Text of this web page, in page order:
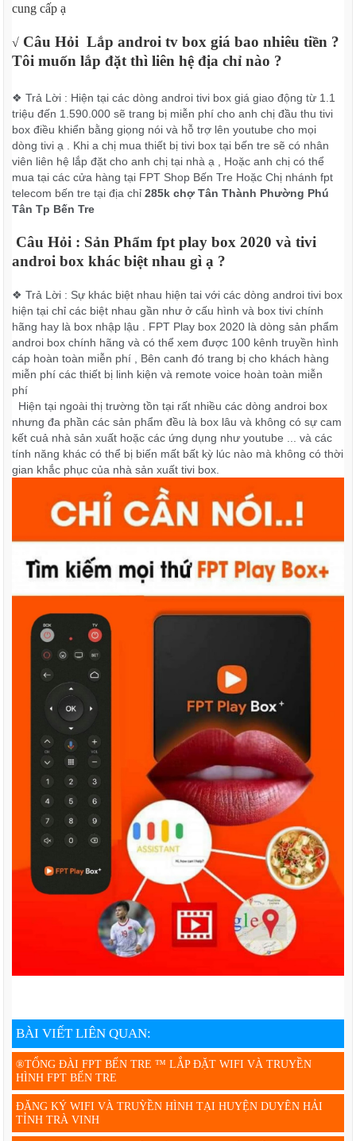
cung cấp ạ
√ Câu Hỏi Lắp androi tv box giá bao nhiêu tiền ?
Tôi muốn lắp đặt thì liên hệ địa chỉ nào ?
❖ Trả Lời : Hiện tại các dòng androi tivi box giá giao động từ 1.1
triệu đến 1.590.000 sẽ trang bị miễn phí cho anh chị đầu thu tivi
box điều khiển bằng giọng nói và hỗ trợ lên youtube cho mọi
dòng tivi ạ . Khi a chị mua thiết bị tivi box tại bến tre sẽ có nhân
viên liên hệ lắp đặt cho anh chị tại nhà ạ , Hoặc anh chị có thể
mua tại các cửa hàng tại FPT Shop Bến Tre Hoặc Chị nhánh fpt
telecom bến tre tại địa chỉ285k chợ Tân Thành Phường Phú
Tân Tp Bến Tre
Câu Hỏi : Sản Phẩm fpt play box 2020 và tivi
androi box khác biệt nhau gì ạ ?
❖ Trả Lời : Sự khác biệt nhau hiện tai với các dòng androi tivi box
hiện tại chỉ các biệt nhau gần như ở cấu hình và box tivi chính
hãng hay là box nhập lậu . FPT Play box 2020 là dòng sản phẩm
androi box chính hãng và có thể xem được 100 kênh truyền hình
cáp hoàn toàn miễn phí , Bên canh đó trang bị cho khách hàng
miễn phí các thiết bị linh kiện và remote voice hoàn toàn miễn
phí
Hiện tại ngoài thị trường tồn tại rất nhiều các dòng androi box
nhưng đa phần các sản phẩm đều là box lâu và không có sự cam
kết cuả nhà sản xuất hoặc các ứng dụng như youtube ... và các
tính năng khác có thể bị biến mất bất kỳ lúc nào mà không có thời
gian khắc phục của nhà sản xuất tivi box.
BÀI VIẾT LIÊN QUAN:
®TỔNG ĐÀI FPT BẾN TRE ™ LẮP ĐẶT WIFI VÀ TRUYỀN
HÌNH FPT BẾN TRE
ĐĂNG KÝ WIFI VÀ TRUỲỀN HÌNH TẠI HUYỆN DUYÊN HẢI
TỈNH TRÀ VINH